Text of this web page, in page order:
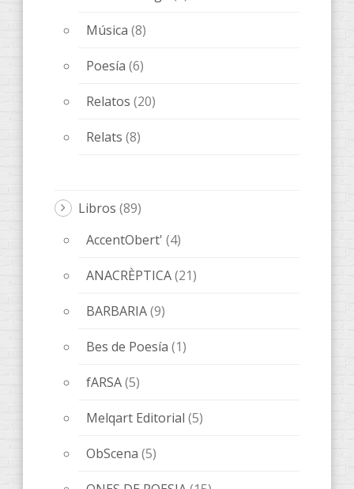
ANACRÈPTICA
BARBARIA
Bes de Poesía
fARSA (5)
ObScena
ONES DE POESIA
OTROS (20)
QUADERNS D'ARTISTA
Novedades editoriales
Sin categorizar(1)
Tickets(1)